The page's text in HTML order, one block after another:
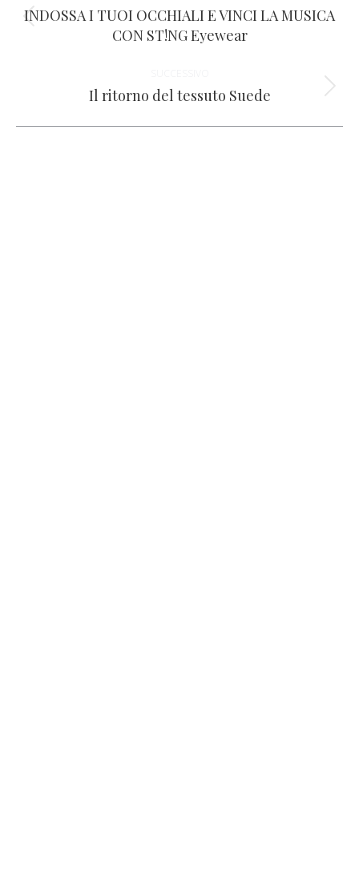
tra
Post
precedente:
INDOSSA I TUOI OCCHIALI E VINCI LA MUSICA
CON ST!NG Eyewear
Prossimo
Il ritorno del tessuto Suede